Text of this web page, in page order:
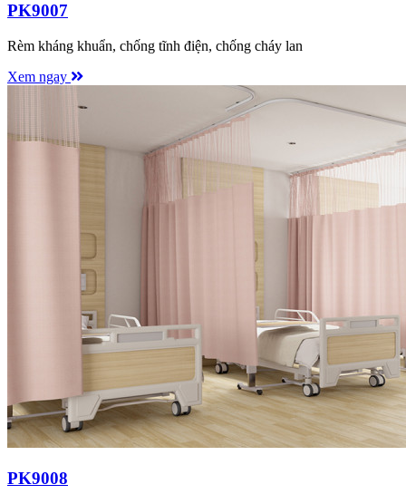
PK9007
Rèm kháng khuẩn, chống tĩnh điện, chống cháy lan
Xem ngay
PK9008